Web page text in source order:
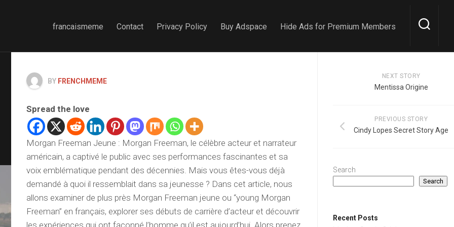
francaismeme Contact Privacy Policy Buy Adspace Hide Ads for Premium Members
BY FRENCHMEME
Spread the love
Morgan Freeman Jeune : Morgan Freeman, le célèbre acteur et narrateur
américain, a captivé le public avec ses performances fascinantes et sa
voix emblématique pendant des décennies. Mais vous êtes-vous déjà
demandé à quoi il ressemblait dans sa jeunesse ? Dans cet article, nous
allons examiner de plus près Morgan Freeman jeune ou “young Morgan
Freeman” en français, explorer ses débuts de carrière d’acteur et découvrir
les expériences qui ont façonné l’homme qu’il est aujourd’hui. Alors prenez
NEXT STORY
Mentissa Origine
PREVIOUS STORY
Cindy Lopes Secret Story Age
Search
Search
Recent Posts